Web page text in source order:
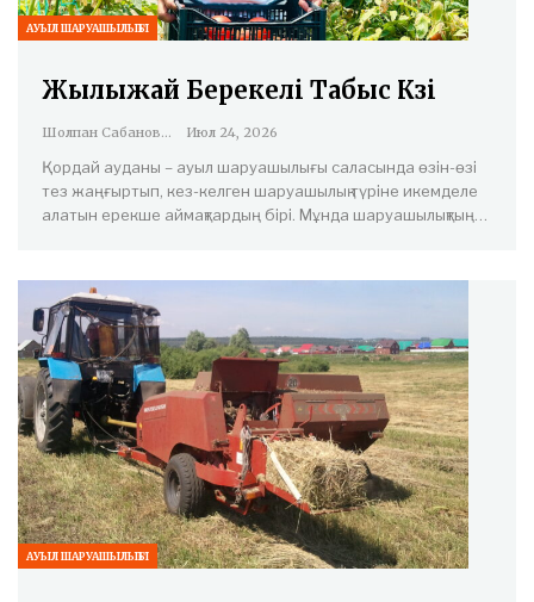
АУЫЛ ШАРУАШЫЛЫҒЫ
Жылыжай Берекелі Табыс Көзі
Шолпан Сабанова Июл 24, 2026
Қордай ауданы – ауыл шаруашылығы саласында өзін-өзі
тез жаңғыртып, кез-келген шаруашылық түріне икемделе
алатын ерекше аймақтардың бірі. Мұнда шаруашылықтың…
АУЫЛ ШАРУАШЫЛЫҒЫ